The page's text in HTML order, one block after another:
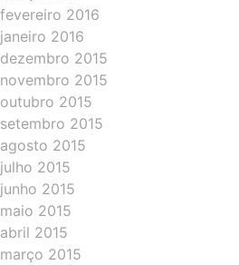
fevereiro 2016
janeiro 2016
dezembro 2015
novembro 2015
outubro 2015
setembro 2015
agosto 2015
julho 2015
junho 2015
maio 2015
abril 2015
março 2015